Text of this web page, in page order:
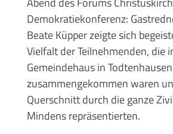
Demokratiekonferenz:
Beate Küpper zeigte sich
Vielfalt der Teilnehmenden, die
Gemeindehaus in Todtenhausen
zusammengekommen waren
Querschnitt durch die ganze
Mindens repräsentierten.